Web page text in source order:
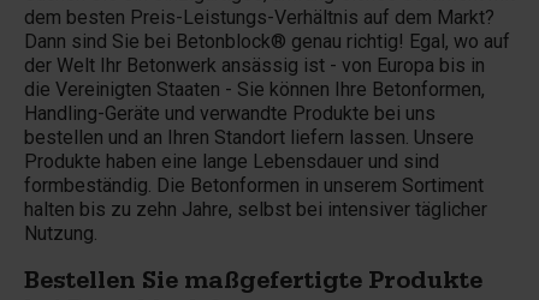
dem besten Preis-Leistungs-Verhältnis auf dem Markt?
Dann sind Sie bei Betonblock® genau richtig! Egal, wo auf
der Welt Ihr Betonwerk ansässig ist - von Europa bis in
die Vereinigten Staaten - Sie können Ihre Betonformen,
Handling-Geräte und verwandte Produkte bei uns
bestellen und an Ihren Standort liefern lassen. Unsere
Produkte haben eine lange Lebensdauer und sind
formbeständig. Die Betonformen in unserem Sortiment
halten bis zu zehn Jahre, selbst bei intensiver täglicher
Nutzung.
Bestellen Sie maßgefertigte Produkte